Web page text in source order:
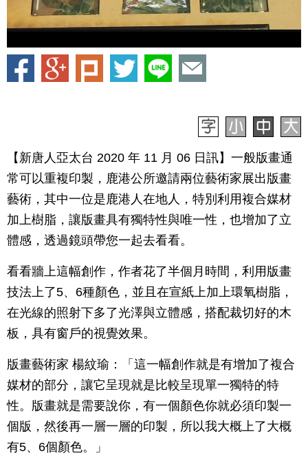
【新唐人亞太台 2020 年 11 月 06 日訊】一般版畫通
常可以重複印製，鹿港公所邀請兩位藝術家展出版畫
藝術，其中一位是鹿港人在地人，特別利用複合媒材
加上樹脂，讓版畫具有獨特性與唯一性，也增加了立
體感，透過鏡頭帶您一起去看看。
看看牆上這幅創作，作者花了半個月時間，利用版畫
技法上了5、6種顏色，並且在宣紙上加上環氧樹脂，
在光線的照射下多了光澤與立體感，搭配裁切好的木
板，具有窗戶的視覺效果。
版畫藝術家 楊紋瑜：「這一幅創作就是有增加了複合
媒材的部分，讓它呈現就是比較呈現單一獨特的特
性。版畫就是需要說你，有一個顏色你就必須印製一
個版，然後再一層一層的印製，所以我大概上了大概
有5、6個顏色。」